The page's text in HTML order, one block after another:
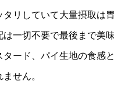
タリしていて大量摂取は
は一切不要で最後まで美
タード、パイ生地の食感
ません。